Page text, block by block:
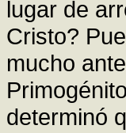
lugar de
Cristo?
mucho
determinó